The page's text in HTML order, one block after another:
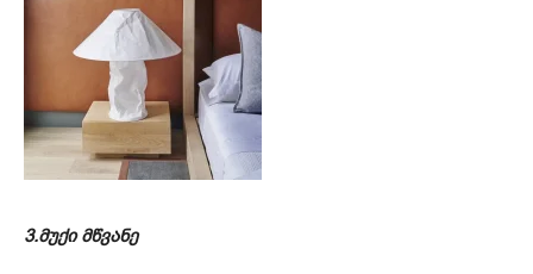
3.მუქი მწვანე